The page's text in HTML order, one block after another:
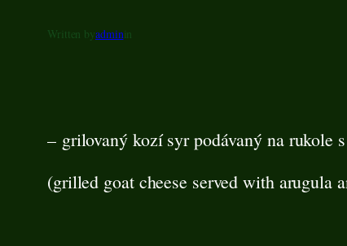
Written byadminin
– grilovaný kozí syr podávaný na rukole
(grilled goat cheese served with arugula